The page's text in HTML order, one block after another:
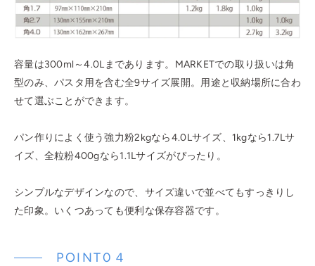
容量は300ml～4.0Lまであります。MARKETでの取り扱いは角
型のみ、パスタ用を含む全9サイズ展開。用途と収納場所に合わ
せて選ぶことができます。
パン作りによく使う強力粉2kgなら4.0Lサイズ、1kgなら1.7Lサ
イズ、全粒粉400gなら1.1Lサイズがぴったり。
シンプルなデザインなので、サイズ違いで並べてもすっきりし
た印象。いくつあっても便利な保存容器です。
POINT0４